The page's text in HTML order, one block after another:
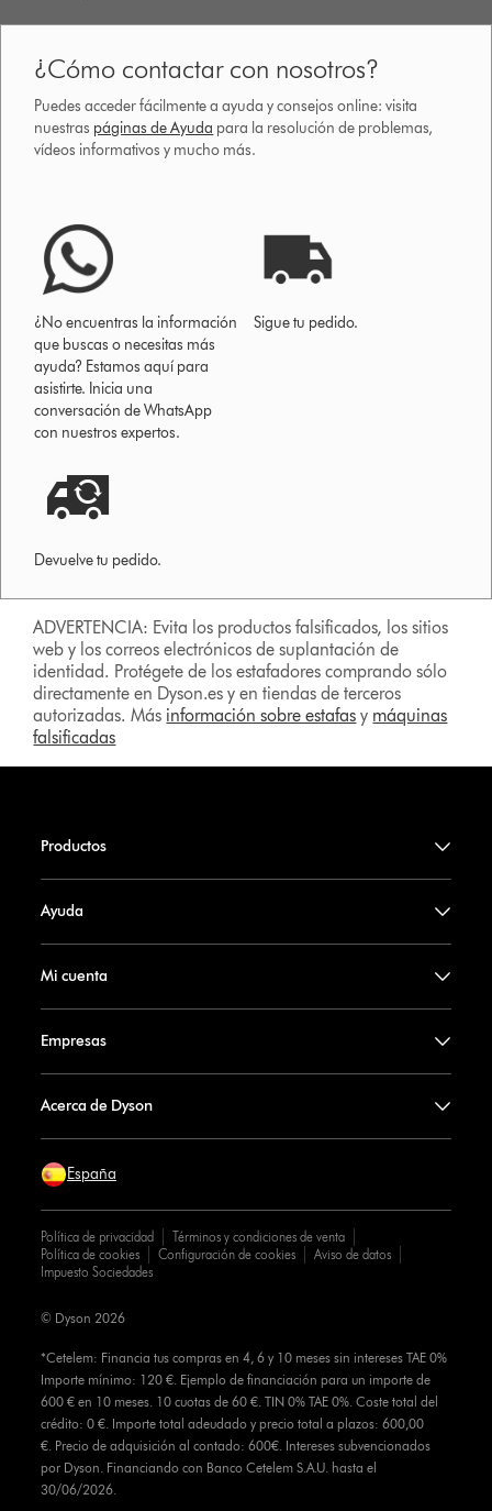
¿Cómo contactar con nosotros?
Puedes acceder fácilmente a ayuda y consejos online: visita
nuestras páginas de Ayuda para la resolución de problemas,
vídeos informativos y mucho más.
¿No encuentras la información
que buscas o necesitas más
ayuda? Estamos aquí para
asistirte. Inicia una
conversación de WhatsApp
con nuestros expertos.
Sigue tu pedido.
Devuelve tu pedido.
ADVERTENCIA: Evita los productos falsificados, los sitios
web y los correos electrónicos de suplantación de
identidad. Protégete de los estafadores comprando sólo
directamente en Dyson.es y en tiendas de terceros
autorizadas. Más información sobre estafas y máquinas
falsificadas
Productos
Ayuda
Mi cuenta
Empresas
Acerca de Dyson
España
Política de privacidad
Términos y condiciones de venta
Política de cookies
Configuración de cookies
Aviso de datos
Impuesto Sociedades
*Cetelem: Financia tus compras en 4, 6 y 10 meses sin intereses TAE 0%
Importe mínimo: 120 €. Ejemplo de financiación para un importe de
600 € en 10 meses. 10 cuotas de 60 €. TIN 0% TAE 0%. Coste total del
crédito: 0 €. Importe total adeudado y precio total a plazos: 600,00
€. Precio de adquisición al contado: 600€. Intereses subvencionados
por Dyson. Financiando con Banco Cetelem S.A.U. hasta el
30/06/2026.
© Dyson 2026